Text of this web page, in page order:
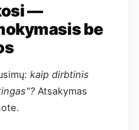
—
be
kaip dirbtinis
Atsakymas